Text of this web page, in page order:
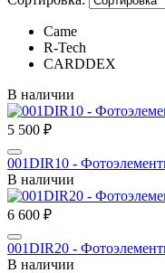
Came
R-Tech
CARDDEX
В наличии
5 500 ₽
001DIR10 -
В наличии
6 600 ₽
001DIR20 -
В наличии